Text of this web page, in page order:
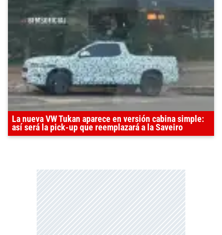
La nueva VW Tukan aparece en versión cabina simple:
así será la pick-up que reemplazará a la Saveiro